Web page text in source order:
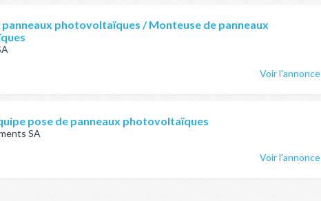
photovoltaïques / Monteuse de panneaux
Voir l'annonce
pose de panneaux photovoltaïques
SA
Voir l'annonce